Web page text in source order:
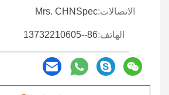
الاتصالات:Mrs. CHNSpec
الهاتف:86--13732210605